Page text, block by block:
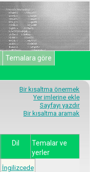
Temalara göre
Bir kısaltma önermek
Yer imlerine ekle
Sayfayı yazdır
Bir kısaltma aramak
Dil
Temalar ve
yerler
İngilizcede